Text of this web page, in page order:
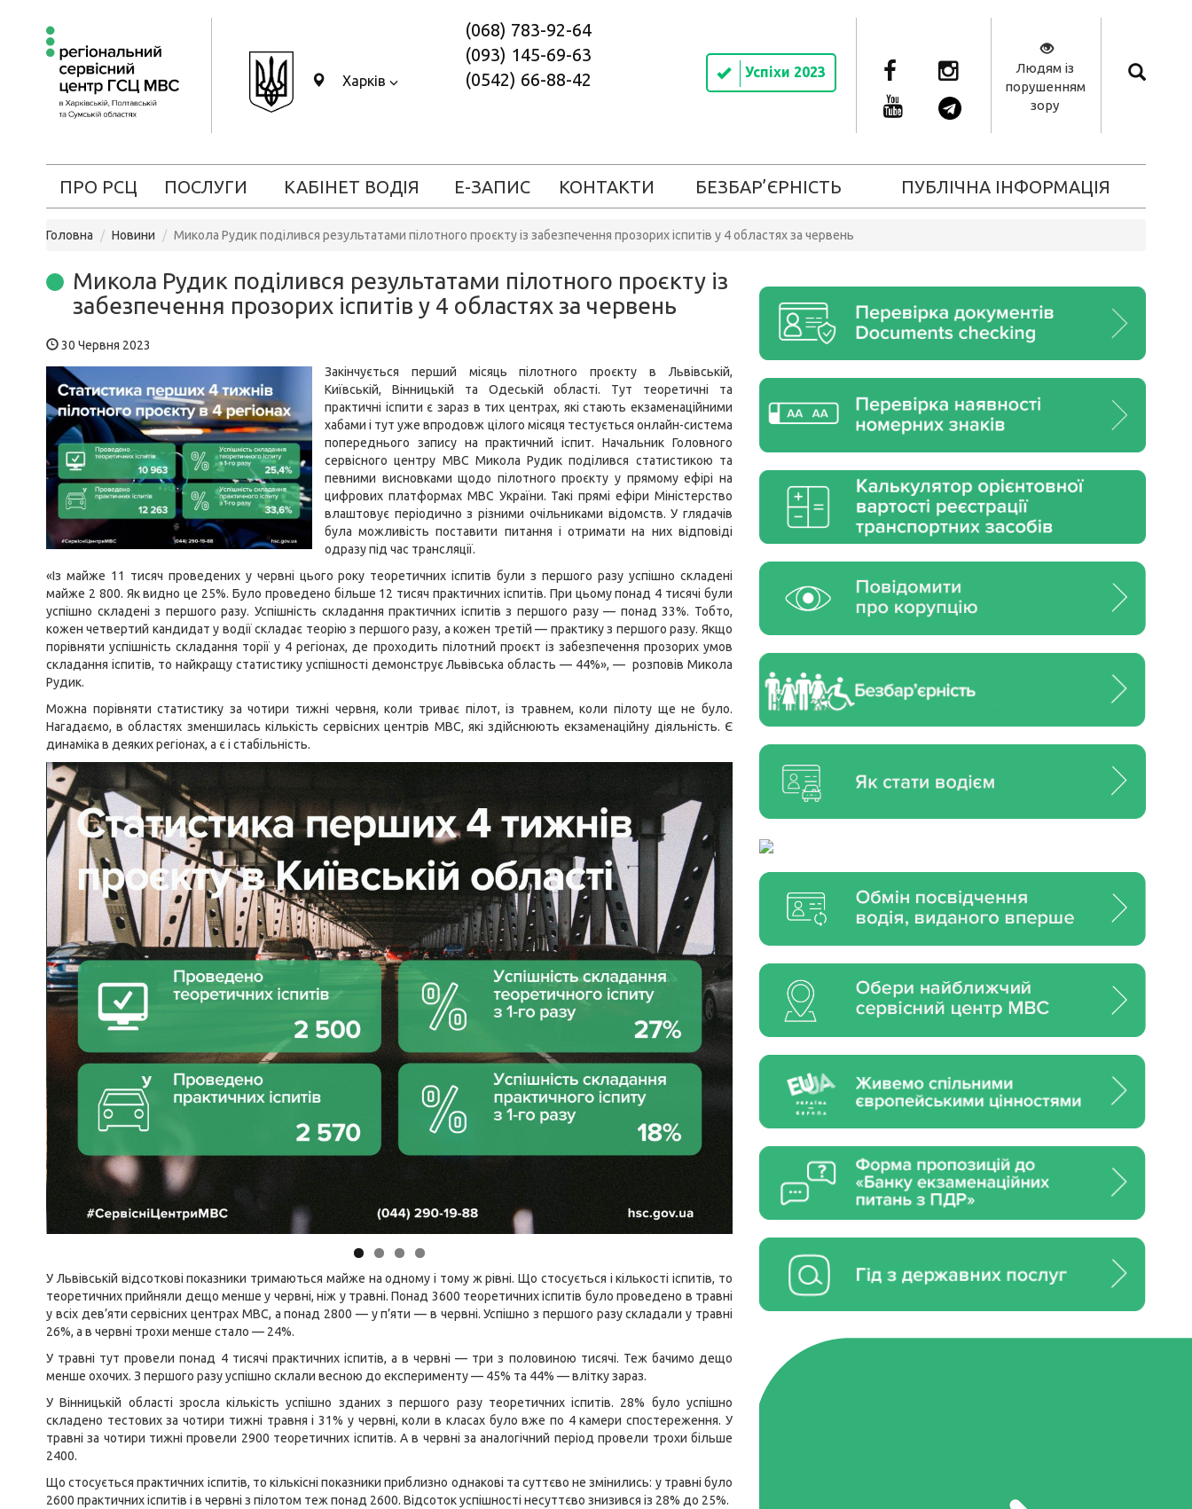
Харків
(068) 783-92-64
(093) 145-69-63
(0542) 66-88-42
Успіхи 2023
Людям із
порушенням
зору
ПРО РСЦ ПОСЛУГИ КАБІНЕТ ВОДІЯ Е-ЗАПИС КОНТАКТИ БЕЗБАР’ЄРНІСТЬ ПУБЛІЧНА ІНФОРМАЦІЯ
Головна Новини Микола Рудик поділився результатами пілотного проєкту із забезпечення прозорих іспитів у 4 областях за червень
Микола Рудик поділився результатами пілотного проєкту із
забезпечення прозорих іспитів у 4 областях за червень
30 Червня 2023
Закінчується перший місяць пілотного проєкту в Львівській,
Київській, Вінницькій та Одеській області. Тут теоретичні та
практичні іспити є зараз в тих центрах, які стають екзаменаційними
хабами і тут уже впродовж цілого місяця тестується онлайн-система
попереднього запису на практичний іспит. Начальник Головного
сервісного центру МВС Микола Рудик поділився статистикою та
певними висновками щодо пілотного проєкту у прямому ефірі на
цифрових платформах МВС України. Такі прямі ефіри Міністерство
влаштовує періодично з різними очільниками відомств. У глядачів
була можливість поставити питання і отримати на них відповіді
одразу під час трансляції.
«Із майже 11 тисяч проведених у червні цього року теоретичних іспитів були з першого разу успішно складені
майже 2 800. Як видно це 25%. Було проведено більше 12 тисяч практичних іспитів. При цьому понад 4 тисячі були
успішно складені з першого разу. Успішність складання практичних іспитів з першого разу — понад 33%. Тобто,
кожен четвертий кандидат у водії складає теорію з першого разу, а кожен третій — практику з першого разу. Якщо
порівняти успішність складання торії у 4 регіонах, де проходить пілотний проєкт із забезпечення прозорих умов
складання іспитів, то найкращу статистику успішності демонструє Львівська область — 44%», — розповів Микола
Рудик.
Можна порівняти статистику за чотири тижні червня, коли триває пілот, із травнем, коли пілоту ще не було.
Нагадаємо, в областях зменшилась кількість сервісних центрів МВС, які здійснюють екзаменаційну діяльність. Є
динаміка в деяких регіонах, а є і стабільність.
У Львівській відсоткові показники тримаються майже на одному і тому ж рівні. Що стосується і кількості іспитів, то
теоретичних прийняли дещо менше у червні, ніж у травні. Понад 3600 теоретичних іспитів було проведено в травні
у всіх дев’яти сервісних центрах МВС, а понад 2800 — у п’яти — в червні. Успішно з першого разу складали у травні
26%, а в червні трохи менше стало — 24%.
У травні тут провели понад 4 тисячі практичних іспитів, а в червні — три з половиною тисячі. Теж бачимо дещо
менше охочих. З першого разу успішно склали весною до експерименту — 45% та 44% — влітку зараз.
У Вінницькій області зросла кількість успішно зданих з першого разу теоретичних іспитів. 28% було успішно
складено тестових за чотири тижні травня і 31% у червні, коли в класах було вже по 4 камери спостереження. У
травні за чотири тижні провели 2900 теоретичних іспитів. А в червні за аналогічний період провели трохи більше
2400.
Що стосується практичних іспитів, то кількісні показники приблизно однакові та суттєво не змінились: у травні було
2600 практичних іспитів і в червні з пілотом теж понад 2600. Відсоток успішності несуттєво знизився із 28% до 25%.